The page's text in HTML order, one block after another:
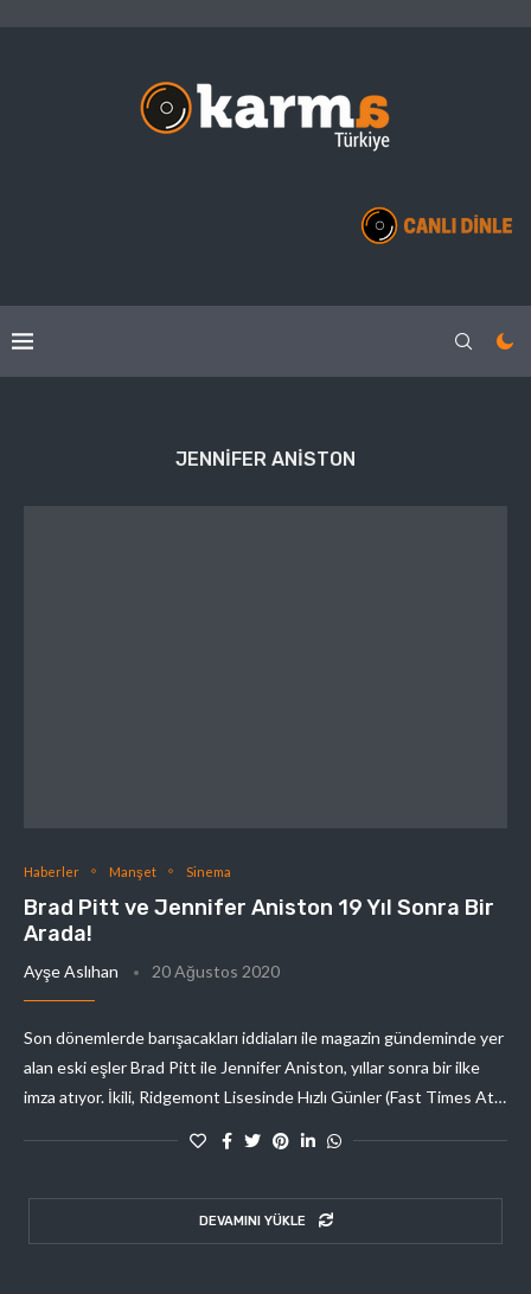
JENNIFER ANISTON
Haberler Manşet Sinema
Brad Pitt ve Jennifer Aniston 19 Yıl Sonra Bir
Arada!
Ayşe Aslıhan 20 Ağustos 2020
Son dönemlerde barışacakları iddiaları ile magazin gündeminde yer
alan eski eşler Brad Pitt ile Jennifer Aniston, yıllar sonra bir ilke
imza atıyor. İkili, Ridgemont Lisesinde Hızlı Günler (Fast Times At…
DEVAMINI YÜKLE